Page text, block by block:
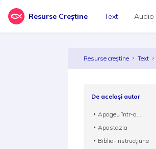
Resurse Creștine Text Audio
Resurse creștine Text
De același autor
Apogeu într-o...
Apostazia
Biblia-instrucţiune